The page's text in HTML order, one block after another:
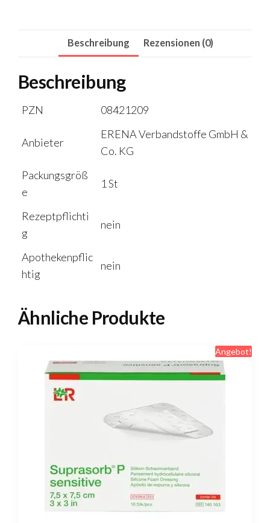
Beschreibung Rezensionen (0)
Beschreibung
PZN 08421209
Anbieter
ERENA Verbandstoffe GmbH &
Co. KG
Packungsgröß
e
1 St
Rezeptpflichti
g
nein
Apothekenpflic
htig
nein
Ähnliche Produkte
Angebot!